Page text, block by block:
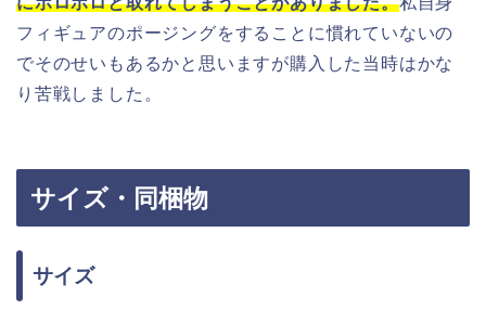
フィギュアのポージングをすることに慣れていないの
でそのせいもあるかと思いますが購入した当時はかな
り苦戦しました。
サイズ・同梱物
サイズ